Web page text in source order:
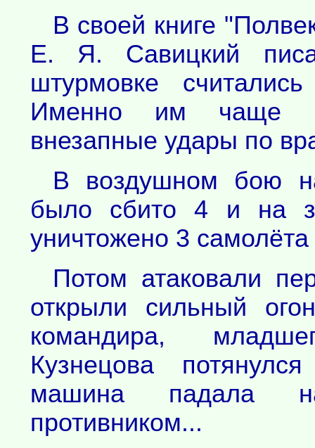
В своей книге
Е. Я. Савицкий
штурмовке
Именно им чаще
внезапные удары по
В воздушном бою
было сбито 4 и на
уничтожено 3 самолёта
Потом атаковали
открыли сильный
командира,
Кузнецова
машина падала
противником...